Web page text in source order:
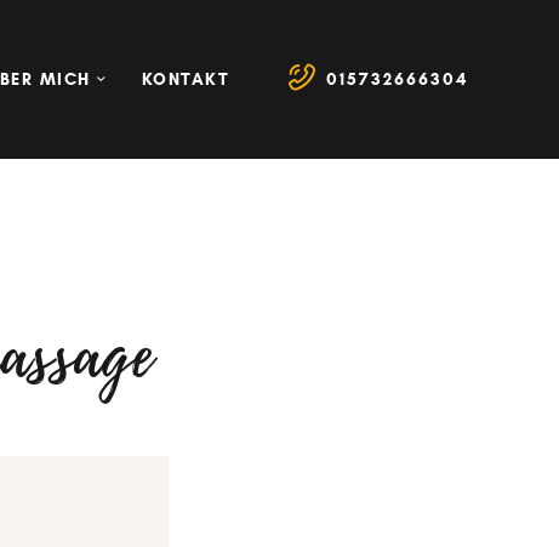
MICH KONTAKT 015732666304